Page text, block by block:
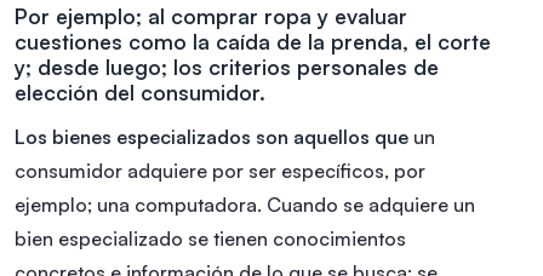
Por ejemplo; al comprar ropa y evaluar
cuestiones como la caída de la prenda, el corte
y; desde luego; los criterios personales de
elección del consumidor.
Los bienes especializados son aquellos que un
consumidor adquiere por ser específicos, por
ejemplo; una computadora. Cuando se adquiere un
bien especializado se tienen conocimientos